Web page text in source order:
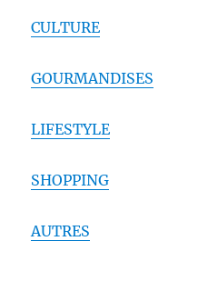
CULTURE
GOURMANDISES
LIFESTYLE
SHOPPING
AUTRES